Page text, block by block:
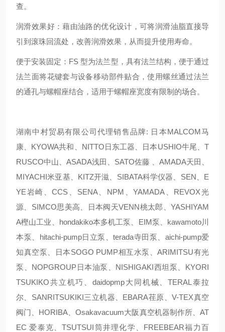
查。
润滑效果好：藉由油路的优化设计，可将润滑油脂直接导
引到滚珠回流处，改善润滑效果，从而提升使用寿命。
便于安装固定：FS 型为法兰型，具有法兰结构，便于通过
法兰面将花键套与设备移动部件贴合，使用螺丝通过法兰
的通孔与螺帽座结合，适用于螺帽座宽度有限制的场合。
湖南中村贸易有限公司代理销售品牌: 日本MALCOM马
康、KYOWA共和、NITTO日东工器、日本USHIO牛尾、T
RUSCO中山、ASADA浅田、SATO佐藤 、AMADA天田、
MIYACHI米亚基、KITZ开滋、SIBATA科学仪器、SEN、E
YE岩崎、CCS、SENA、NPM、YAMADA、REVOX光
源、SIMCO思美高、日本阀天VENN桃太郎、YASHIYAM
A樫山工业、hondakiko本多机工泵、EIM泵、kawamoto川
本泵、hitachi-pump日立泵、terada寺田泵、aichi-pump爱
知真空泵、日本SOGO PUMP相互水泵、ARIMITSU有光
泵、NOPGROUP日本油泵、NISHIGAKI西坦泵、KYORI
TSUKIKO共立机巧、daidopmp大同机械、TERAL泰拉
尔、SANRITSUKIKI三立机器、EBARA荏原、V-TEX真空
阀门、HORIBA、Osakavacuum大阪真空机器制作所、AT
EC 爱泰克、TSUTSUI筒井理化学、FREEBEAR福力百